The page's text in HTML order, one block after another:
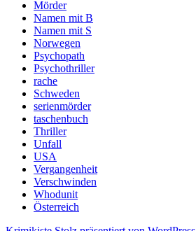
Mörder
Namen mit B
Namen mit S
Norwegen
Psychopath
Psychothriller
rache
Schweden
serienmörder
taschenbuch
Thriller
Unfall
USA
Vergangenheit
Verschwinden
Whodunit
Österreich